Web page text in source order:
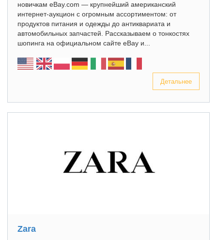
новичкам eBay.com — крупнейший американский
интернет-аукцион с огромным ассортиментом: от
продуктов питания и одежды до антиквариата и
автомобильных запчастей. Рассказываем о тонкостях
шопинга на официальном сайте eBay и...
Детальнее
Zara